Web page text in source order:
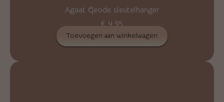
Agaat Geode sleutelhanger
€4,95
Toevoegen aan winkelwagen